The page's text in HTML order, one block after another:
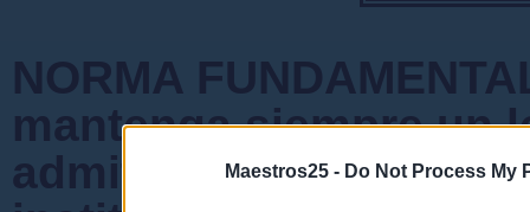
Maestros25 - Do Not Process My
NORMA
mantenga siempre un
admiten mensajes